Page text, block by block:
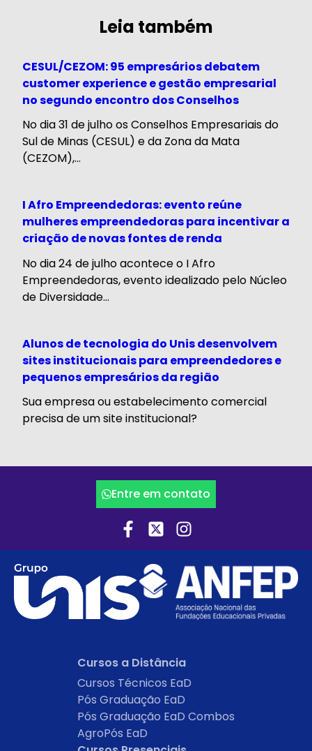
Leia também
CESUL/CEZOM: 95 empresários debatem
customer experience e gestão empresarial
no segundo encontro dos Conselhos
No dia 31 de julho os Conselhos Empresariais do
Sul de Minas (CESUL) e da Zona da Mata
(CEZOM),...
I Afro Empreendedoras: evento reúne
mulheres empreendedoras para incentivar a
criação de novas fontes de renda
No dia 24 de julho acontece o I Afro
Empreendedoras, evento idealizado pelo Núcleo
de Diversidade...
Alunos de tecnologia do Unis desenvolvem
sites institucionais para empreendedores e
pequenos empresários da região
Sua empresa ou estabelecimento comercial
precisa de um site institucional?
Entre em contato
Cursos a Distância
Cursos Técnicos EaD
Pós Graduação EaD
Pós Graduação EaD Combos
AgroPós EaD